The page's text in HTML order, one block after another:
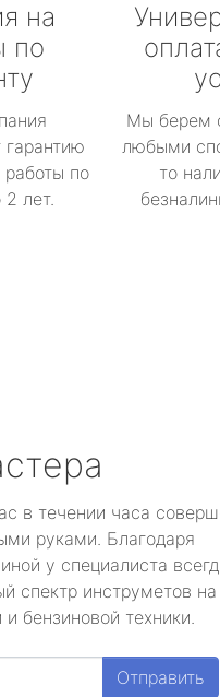
на
по
гарантию
по
2 лет.
Мы берем
любыми
то
в течении часа
руками. Благодаря
у специалиста
спектр инструметов
бензиновой техники.
Отправить